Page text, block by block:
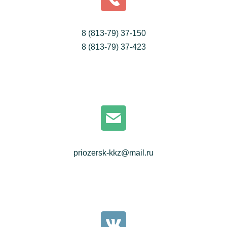
8 (813-79) 37-150
8 (813-79) 37-423
priozersk-kkz@mail.ru